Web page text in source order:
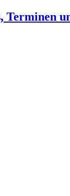
Terminen